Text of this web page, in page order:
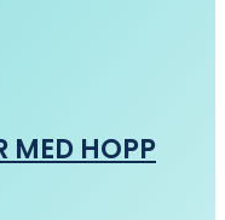
MED HOPP